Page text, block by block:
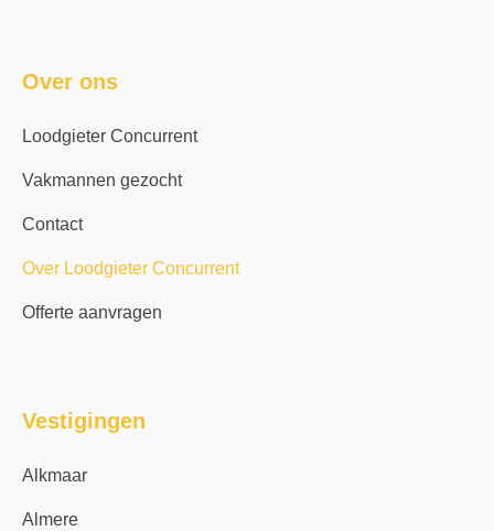
Over ons
Loodgieter Concurrent
Vakmannen gezocht
Contact
Over Loodgieter Concurrent
Offerte aanvragen
Vestigingen
Alkmaar
Almere